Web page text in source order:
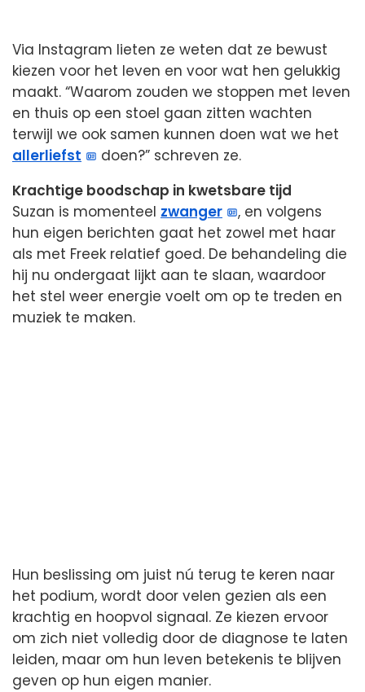
Via Instagram lieten ze weten dat ze bewust
kiezen voor het leven en voor wat hen gelukkig
maakt. “Waarom zouden we stoppen met leven
en thuis op een stoel gaan zitten wachten
terwijl we ook samen kunnen doen wat we het
allerliefst
doen?” schreven ze.
Krachtige boodschap in kwetsbare tijd
Suzan is momenteel zwanger
, en volgens
hun eigen berichten gaat het zowel met haar
als met Freek relatief goed. De behandeling die
hij nu ondergaat lijkt aan te slaan, waardoor
het stel weer energie voelt om op te treden en
muziek te maken.
Hun beslissing om juist nú terug te keren naar
het podium, wordt door velen gezien als een
krachtig en hoopvol signaal. Ze kiezen ervoor
om zich niet volledig door de diagnose te laten
leiden, maar om hun leven betekenis te blijven
geven op hun eigen manier.